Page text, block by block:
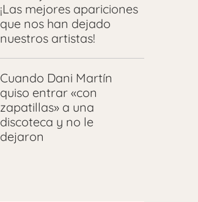
¡Las mejores apariciones
que nos han dejado
nuestros artistas!
Cuando Dani Martín
quiso entrar «con
zapatillas» a una
discoteca y no le
dejaron